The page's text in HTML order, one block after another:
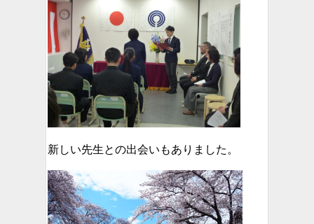
新しい先生との出会いもありました。